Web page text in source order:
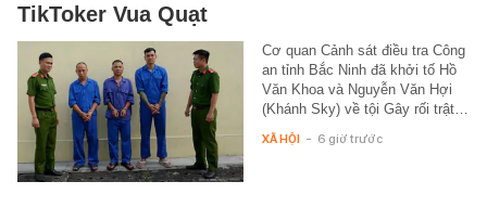
TikToker Vua Quạt
Cơ quan Cảnh sát điều tra Công
an tỉnh Bắc Ninh đã khởi tố Hồ
Văn Khoa và Nguyễn Văn Hợi
(Khánh Sky) về tội Gây rối trật…
XÃ HỘI - 6 giờ trước